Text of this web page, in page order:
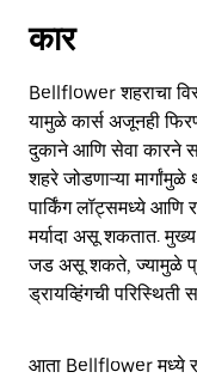
कार
Bellflower शहराचा
यामुळे कार्स अजूनही
दुकाने आणि सेवा कारने
शहरे जोडणाऱ्या मार्गांमुळे
पार्किंग लॉट्समध्ये आणि
मर्यादा असू शकतात.
जड असू शकते, ज्यामुळे
ड्रायव्हिंगची परिस्थिती
आता Bellflower मध्ये